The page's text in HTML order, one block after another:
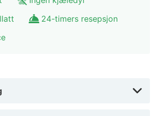
24-timers resepsjon